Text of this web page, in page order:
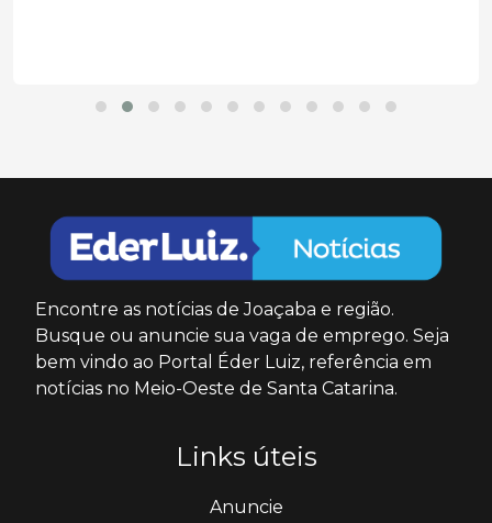
Encontre as notícias de Joaçaba e região.
Busque ou anuncie sua vaga de emprego. Seja
bem vindo ao Portal Éder Luiz, referência em
notícias no Meio-Oeste de Santa Catarina.
Links úteis
Anuncie